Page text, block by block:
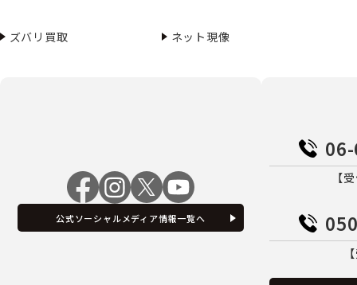
ズバリ買取 ネット現像
公式ソーシャルメディア情報一覧へ
【